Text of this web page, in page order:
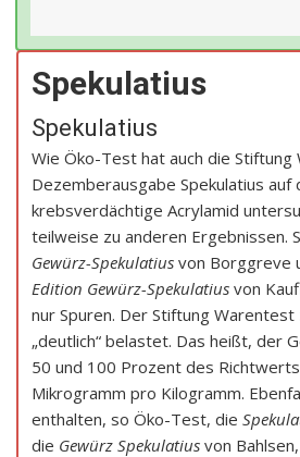
Spekulatius
Spekulatius
Wie Öko-Test hat auch die
Dezemberausgabe Spekulatius auf
krebsverdächtige Acrylamid
teilweise zu anderen Ergebnissen.
Gewürz-Spekulatius von Borggreve
Edition Gewürz-Spekulatius von
nur Spuren. Der Stiftung
„deutlich“ belastet. Das heißt, der
50 und 100 Prozent des
Mikrogramm pro Kilogramm.
enthalten, so Öko-Test, die
die Gewürz Spekulatius von